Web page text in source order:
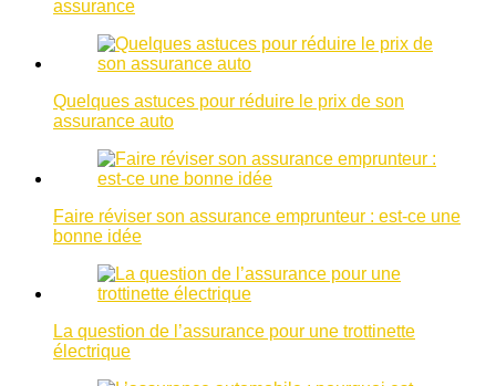
assurance
Quelques astuces pour réduire le prix de son
assurance auto
Faire réviser son assurance emprunteur : est-ce une
bonne idée
La question de l’assurance pour une trottinette
électrique